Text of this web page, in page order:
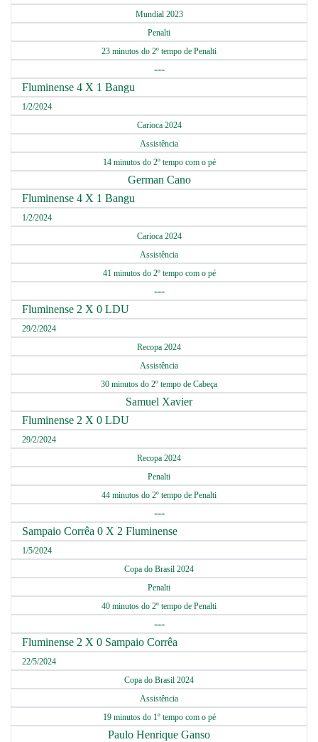
Mundial 2023
Penalti
23 minutos do 2º tempo de Penalti
---
Fluminense 4 X 1 Bangu
1/2/2024
Carioca 2024
Assistência
14 minutos do 2º tempo com o pé
German Cano
Fluminense 4 X 1 Bangu
1/2/2024
Carioca 2024
Assistência
41 minutos do 2º tempo com o pé
---
Fluminense 2 X 0 LDU
29/2/2024
Recopa 2024
Assistência
30 minutos do 2º tempo de Cabeça
Samuel Xavier
Fluminense 2 X 0 LDU
29/2/2024
Recopa 2024
Penalti
44 minutos do 2º tempo de Penalti
---
Sampaio Corrêa 0 X 2 Fluminense
1/5/2024
Copa do Brasil 2024
Penalti
40 minutos do 2º tempo de Penalti
---
Fluminense 2 X 0 Sampaio Corrêa
22/5/2024
Copa do Brasil 2024
Assistência
19 minutos do 1º tempo com o pé
Paulo Henrique Ganso